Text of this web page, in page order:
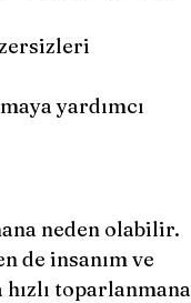
yardımcı
neden olabilir.
de insanım ve
toparlanmana